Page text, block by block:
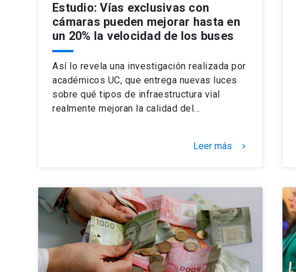
Estudio: Vías exclusivas con
cámaras pueden mejorar hasta en
un 20% la velocidad de los buses
Así lo revela una investigación realizada por
académicos UC, que entrega nuevas luces
sobre qué tipos de infraestructura vial
realmente mejoran la calidad del…
Leer más keyboard_arrow_right